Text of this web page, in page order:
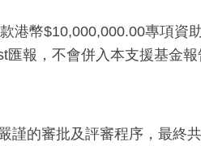
港幣$10,000,000.00專項資
報，不會併入本支援基金報
謹的審批及評審程序，最終